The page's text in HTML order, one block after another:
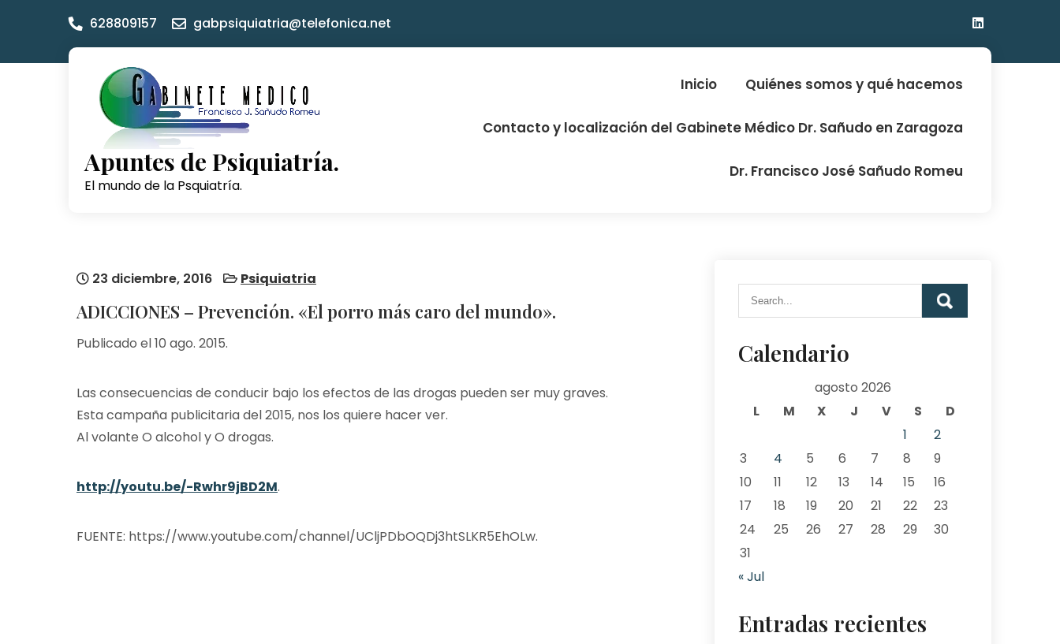
628809157 gabpsiquiatria@telefonica.net
Apuntes de Psiquiatría.
El mundo de la Psquiatría.
Inicio Quiénes somos y qué hacemos
Contacto y localización del Gabinete Médico Dr. Sañudo en Zaragoza
Dr. Francisco José Sañudo Romeu
23 diciembre, 2016 Psiquiatria
ADICCIONES – Prevención. «El porro más caro del mundo».
Publicado el 10 ago. 2015.
Las consecuencias de conducir bajo los efectos de las drogas pueden ser muy graves.
Esta campaña publicitaria del 2015, nos los quiere hacer ver.
Al volante O alcohol y O drogas.
http://youtu.be/-Rwhr9jBD2M.
FUENTE: https://www.youtube.com/channel/UCljPDbOQDj3htSLKR5EhOLw.
Calendario
agosto 2026
L
M X J V S
D
1
2
3
4 5 6 7 8
9
10
11 12 13 14 15
16
17
18 19 20 21 22
23
24
25 26 27 28 29
30
31
« Jul
Entradas recientes